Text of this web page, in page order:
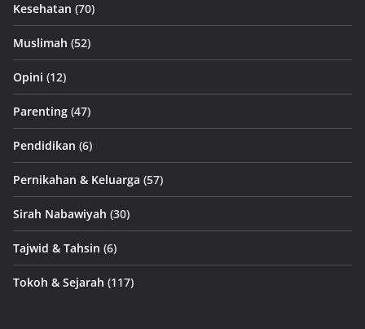
Kesehatan (70)
Muslimah (52)
Opini (12)
Parenting (47)
Pendidikan (6)
Pernikahan & Keluarga (57)
Sirah Nabawiyah (30)
Tajwid & Tahsin (6)
Tokoh & Sejarah (117)